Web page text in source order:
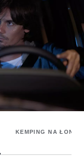
KEMPING NA ŁONIE